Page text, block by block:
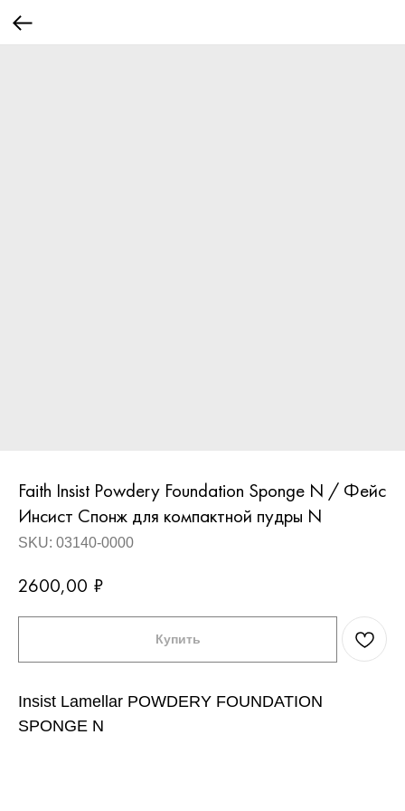
Faith Insist Powdery Foundation Sponge N / Фейс
Инсист Спонж для компактной пудры N
SKU: 03140-0000
2600,00 ₽
Купить
Insist Lamellar POWDERY FOUNDATION
SPONGE N